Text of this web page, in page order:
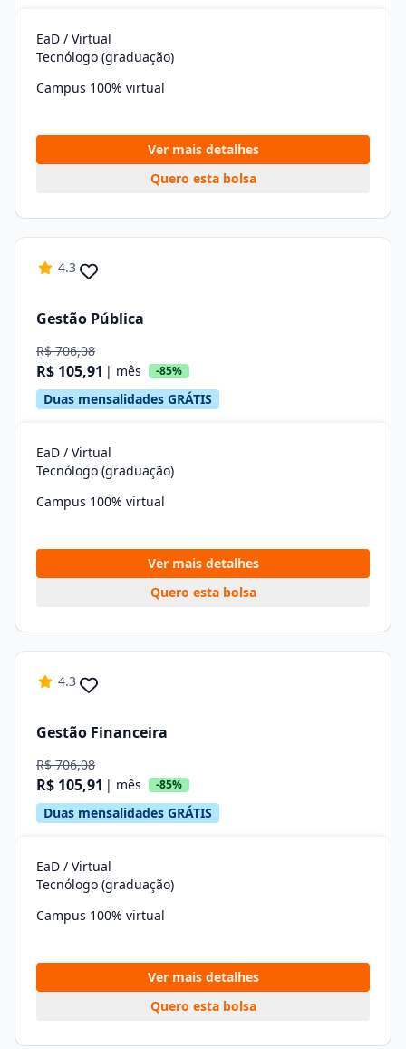
EaD / Virtual
Tecnólogo (graduação)
Campus 100% virtual
Ver mais detalhes
Quero esta bolsa
4.3
Gestão Pública
R$ 706,08
R$ 105,91 | mês -85%
Duas mensalidades GRÁTIS
EaD / Virtual
Tecnólogo (graduação)
Campus 100% virtual
Ver mais detalhes
Quero esta bolsa
4.3
Gestão Financeira
R$ 706,08
R$ 105,91 | mês -85%
Duas mensalidades GRÁTIS
EaD / Virtual
Tecnólogo (graduação)
Campus 100% virtual
Ver mais detalhes
Quero esta bolsa